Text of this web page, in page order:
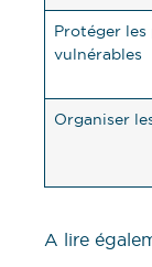
Protéger les
vulnérables
Organiser
A lire